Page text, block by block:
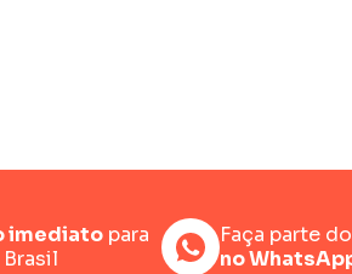
imediato para
Faça parte
no